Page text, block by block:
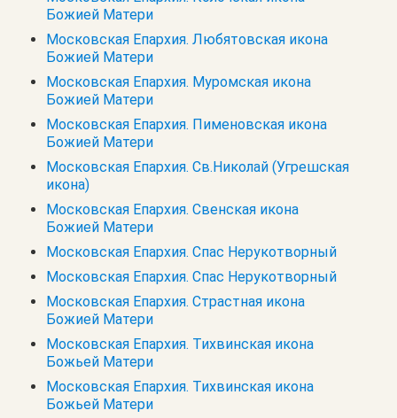
Божией Матери
Московская Епархия. Любятовская икона
Божией Матери
Московская Епархия. Муромская икона
Божией Матери
Московская Епархия. Пименовская икона
Божией Матери
Московская Епархия. Св.Николай (Угрешская
икона)
Московская Епархия. Свенская икона
Божией Матери
Московская Епархия. Спас Нерукотворный
Московская Епархия. Спас Нерукотворный
Московская Епархия. Страстная икона
Божией Матери
Московская Епархия. Тихвинская икона
Божьей Матери
Московская Епархия. Тихвинская икона
Божьей Матери